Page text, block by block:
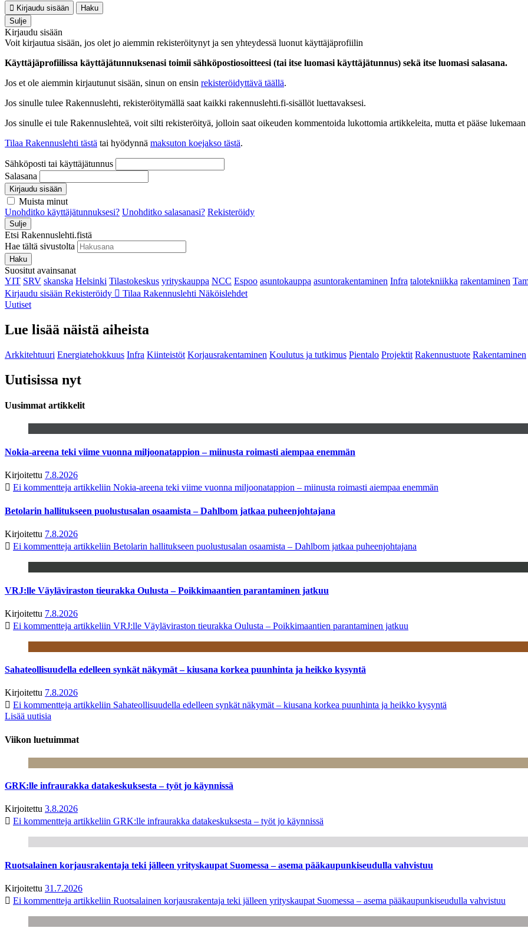
Kirjaudu sisään
Haku
Sulje
Kirjaudu sisään
Voit kirjautua sisään, jos olet jo aiemmin rekisteröitynyt ja sen yhteydessä luonut käyttäjäprofiilin
Käyttäjäprofiilissa käyttäjätunnuksenasi toimii sähköpostiosoitteesi (tai itse luomasi käyttäjätunnus) sekä itse luomasi salasana.
Jos et ole aiemmin kirjautunut sisään, sinun on ensin rekisteröidyttävä täällä.
Jos sinulle tulee Rakennuslehti, rekisteröitymällä saat kaikki rakennuslehti.fi-sisällöt luettavaksesi.
Jos sinulle ei tule Rakennuslehteä, voit silti rekisteröityä, jolloin saat oikeuden kommentoida lukottomia artikkeleita, mutta et pääse
Tilaa Rakennuslehti tästä tai hyödynnä maksuton koejakso tästä.
Sähköposti tai käyttäjätunnus
Salasana
Kirjaudu sisään
Muista minut
Unohditko käyttäjätunnuksesi? Unohditko salasanasi? Rekisteröidy
Sulje
Etsi Rakennuslehti.fistä
Hae tältä sivustolta
Haku
Suositut avainsanat
YIT SRV skanska Helsinki Tilastokeskus yrityskauppa NCC Espoo asuntokauppa asuntorakentaminen Infra talotekniikka rakentaminen
Kirjaudu sisään Rekisteröidy Tilaa Rakennuslehti Näköislehdet
Uutiset
Lue lisää näistä aiheista
Arkkitehtuuri Energiatehokkuus Infra Kiinteistöt Korjausrakentaminen Koulutus ja tutkimus Pientalo Projektit Rakennustuote Rakentaminen
Uutisissa nyt
Uusimmat artikkelit
Nokia-areena teki viime vuonna miljoonatappion – miinusta roimasti aiempaa enemmän
Kirjoitettu 7.8.2026
Ei kommentteja artikkeliin Nokia-areena teki viime vuonna miljoonatappion – miinusta roimasti aiempaa enemmän
Betolarin hallitukseen puolustusalan osaamista – Dahlbom jatkaa puheenjohtajana
Kirjoitettu 7.8.2026
Ei kommentteja artikkeliin Betolarin hallitukseen puolustusalan osaamista – Dahlbom jatkaa puheenjohtajana
VRJ:lle Väyläviraston tieurakka Oulusta – Poikkimaantien parantaminen jatkuu
Kirjoitettu 7.8.2026
Ei kommentteja artikkeliin VRJ:lle Väyläviraston tieurakka Oulusta – Poikkimaantien parantaminen jatkuu
Sahateollisuudella edelleen synkät näkymät – kiusana korkea puunhinta ja heikko kysyntä
Kirjoitettu 7.8.2026
Ei kommentteja artikkeliin Sahateollisuudella edelleen synkät näkymät – kiusana korkea puunhinta ja heikko kysyntä
Lisää uutisia
Viikon luetuimmat
GRK:lle infraurakka datakeskuksesta – työt jo käynnissä
Kirjoitettu 3.8.2026
Ei kommentteja artikkeliin GRK:lle infraurakka datakeskuksesta – työt jo käynnissä
Ruotsalainen korjausrakentaja teki jälleen yrityskaupat Suomessa – asema pääkaupunkiseudulla vahvistuu
Kirjoitettu 31.7.2026
Ei kommentteja artikkeliin Ruotsalainen korjausrakentaja teki jälleen yrityskaupat Suomessa – asema pääkaupunkiseudulla vahvistuu